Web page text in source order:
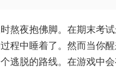
熬夜抱佛脚。在期末考
程中睡着了。然而当你
逃脱的路线。在游戏中